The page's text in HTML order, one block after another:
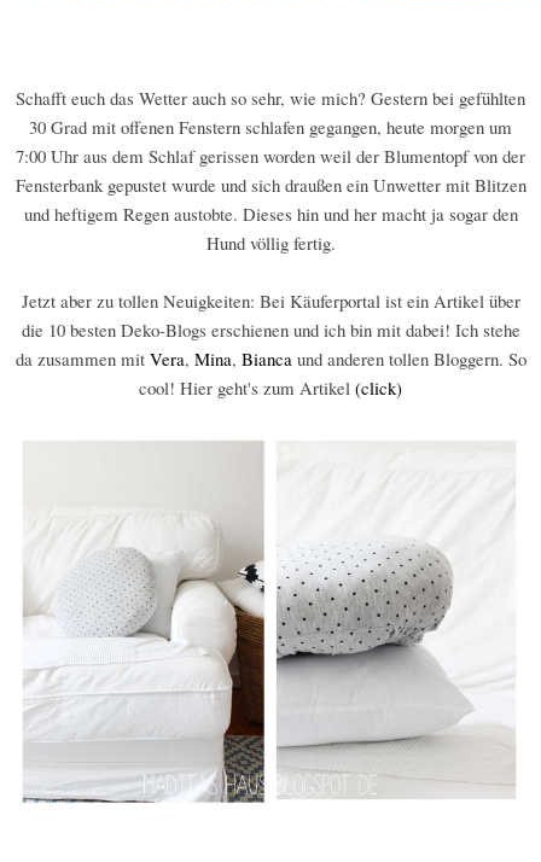
Schafft euch das Wetter auch so sehr, wie mich? Gestern bei gefühlten
30 Grad mit offenen Fenstern schlafen gegangen, heute morgen um
7:00 Uhr aus dem Schlaf gerissen worden weil der Blumentopf von der
Fensterbank gepustet wurde und sich draußen ein Unwetter mit Blitzen
und heftigem Regen austobte. Dieses hin und her macht ja sogar den
Hund völlig fertig.
Jetzt aber zu tollen Neuigkeiten: Bei Käuferportal ist ein Artikel über
die 10 besten Deko-Blogs erschienen und ich bin mit dabei! Ich stehe
da zusammen mit Vera, Mina, Biancaund anderen tollen Bloggern. So
cool! Hier geht's zum Artikel (click)